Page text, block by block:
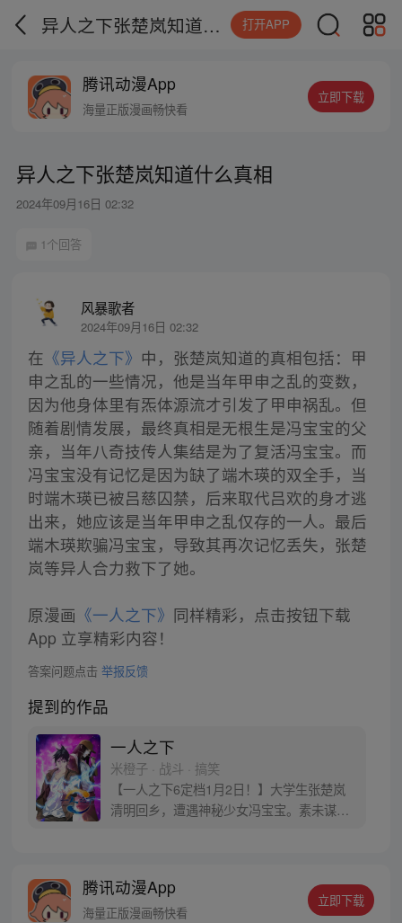
异人之下张楚岚知道什么真相 打开APP
腾讯动漫App
海量正版漫画畅快看
立即下载
异人之下张楚岚知道什么真相
2024年09月16日 02:32
1个回答
风暴歌者
2024年09月16日 02:32
在 《异人之下》 中，张楚岚知道的真相包括：甲
申之乱的一些情况，他是当年甲申之乱的变数，
因为他身体里有炁体源流才引发了甲申祸乱。但
随着剧情发展，最终真相是无根生是冯宝宝的父
亲，当年八奇技传人集结是为了复活冯宝宝。而
冯宝宝没有记忆是因为缺了端木瑛的双全手，当
时端木瑛已被吕慈囚禁，后来取代吕欢的身才逃
出来，她应该是当年甲申之乱仅存的一人。最后
端木瑛欺骗冯宝宝，导致其再次记忆丢失，张楚
岚等异人合力救下了她。
原漫画 《一人之下》 同样精彩，点击按钮下载
App 立享精彩内容！
答案问题点击 举报反馈
提到的作品
一人之下
米橙子 · 战斗 · 搞笑
【一人之下6定档1月2日！】大学生张楚岚
清明回乡，遭遇神秘少女冯宝宝。素未谋面
密，张楚岚的生活被彻底颠覆，与冯宝宝一
同踏上“异人”之旅。
腾讯动漫App
海量正版漫画畅快看
立即下载